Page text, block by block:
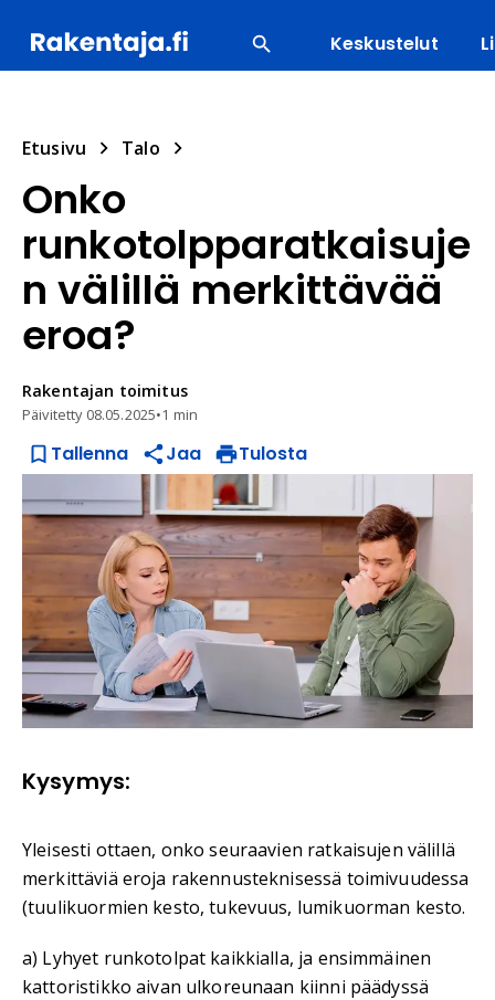
Keskustelut
Etusivu Talo
Onko
runkotolpparatkaisuje
n välillä merkittävää
eroa?
Rakentajan toimitus
Päivitetty 08.05.2025•1 min
Tallenna Jaa Tulosta
Kysymys:
Yleisesti ottaen, onko seuraavien ratkaisujen välillä
merkittäviä eroja rakennusteknisessä toimivuudessa
(tuulikuormien kesto, tukevuus, lumikuorman kesto.
a) Lyhyet runkotolpat kaikkialla, ja ensimmäinen
kattoristikko aivan ulkoreunaan kiinni päädyssä